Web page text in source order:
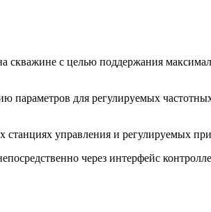
скважине с целью поддержания
параметров для регулируемых
управления и регулируемых
через интерфейс